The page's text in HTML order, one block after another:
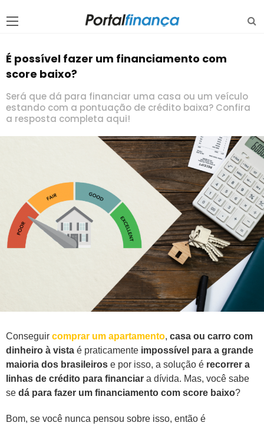
É possível fazer um financiamento com
score baixo?
Será que dá para financiar uma casa ou um veículo
estando com a pontuação de crédito baixa? Confira
a resposta completa aqui!
Conseguir comprar um apartamento, casa ou carro com
dinheiro à vista é praticamente impossível para a grande
maioria dos brasileiros e por isso, a solução é recorrer a
linhas de crédito para financiar a dívida. Mas, você sabe
se dá para fazer um financiamento com score baixo?
Bom, se você nunca pensou sobre isso, então é